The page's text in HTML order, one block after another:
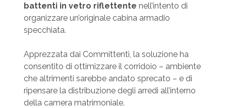
battenti in vetro riflettente nell’intento di
organizzare un’originale cabina armadio
specchiata.
Apprezzata dai Committenti, la soluzione ha
consentito di ottimizzare il corridoio – ambiente
che altrimenti sarebbe andato sprecato – e di
ripensare la distribuzione degli arredi all’interno
della camera matrimoniale.